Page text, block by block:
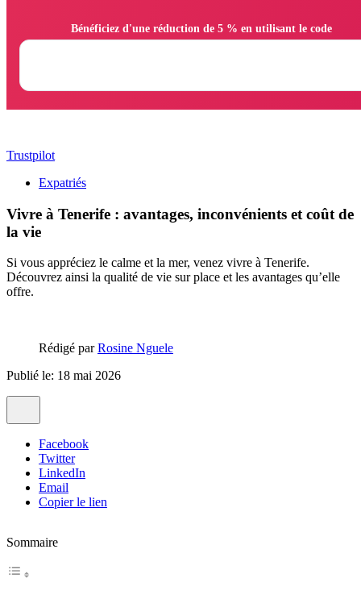
Trustpilot
Expatriés
Vivre à Tenerife : avantages, inconvénients et coût de
la vie
Si vous appréciez le calme et la mer, venez vivre à Tenerife.
Découvrez ainsi la qualité de vie sur place et les avantages qu’elle
offre.
Rédigé parRosine Nguele
Publié le: 18 mai 2026
Facebook
Twitter
LinkedIn
Email
Copier le lien
Sommaire